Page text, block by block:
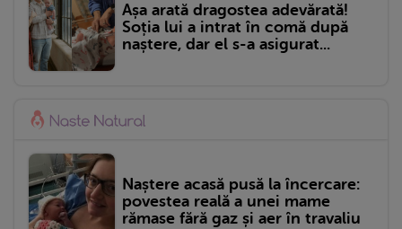
Așa arată dragostea adevărată!
Soția lui a intrat în comă după
naștere, dar el s-a asigurat...
Naștere acasă pusă la încercare:
povestea reală a unei mame
rămase fără gaz și aer în travaliu